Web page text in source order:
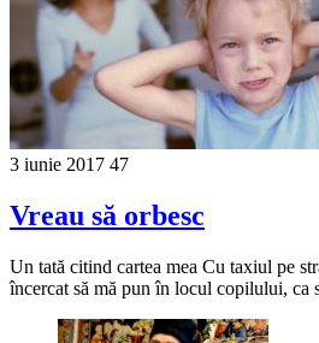
3 iunie 2017 47
Vreau să orbesc
Un tată citind cartea mea Cu taxiul pe
încercat să mă pun în locul copilului,